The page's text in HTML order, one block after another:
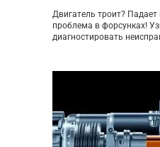
Двигатель троит?
проблема в форсунках!
диагностировать